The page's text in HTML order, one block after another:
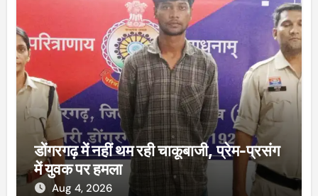
डोंगरगढ़ में नहीं थम रही चाकूबाजी, प्रेम-प्रसंग
में युवक पर हमला
Aug 4, 2026